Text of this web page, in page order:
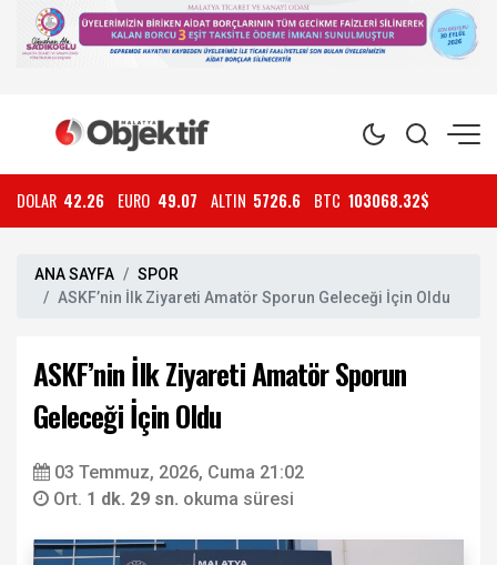
DOLAR 42.26 EURO 49.07 ALTIN 5726.6 BTC 103068.32$
ANA SAYFA
SPOR
ASKF’nin İlk Ziyareti Amatör Sporun Geleceği İçin Oldu
ASKF’nin İlk Ziyareti Amatör Sporun
Geleceği İçin Oldu
03 Temmuz, 2026, Cuma 21:02
Ort. 1 dk. 29 sn. okuma süresi